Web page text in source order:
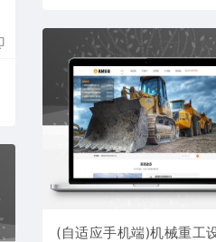
(自适应手机端)机械重工